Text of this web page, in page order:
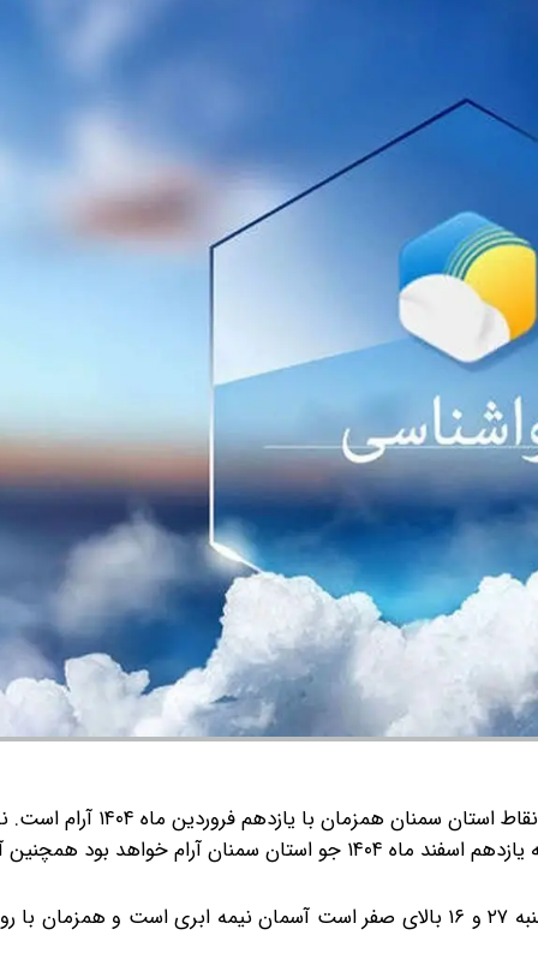
همزمان با یازدهم فروردین ماه ۱۴۰۴ آرام است.
نقشه‌های هواشناسی نشان می‌دهد که همزمان با روز دوشنبه یازدهم اسفند ماه ۱۴۰۴ جو استان سمنان آرام خواهد
بیشینه و کمینه دمای هوای شهرستان سمنان برای امروز دوشنبه ۲۷ و ۱۶ بالای صفر است آسمان نیمه ابری است